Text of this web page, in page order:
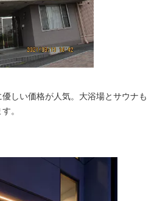
しい価格が人気。大浴場とサウナも
。